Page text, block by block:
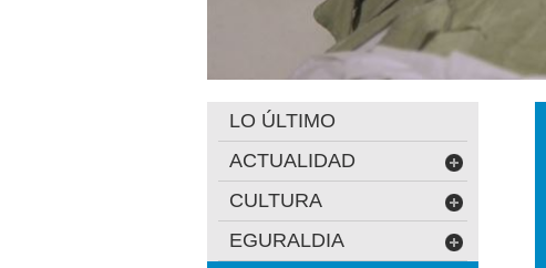
LO ÚLTIMO
ACTUALIDAD
CULTURA
EGURALDIA